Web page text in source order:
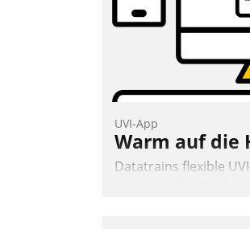
UVI-App
Warm auf die
Datatrains flexible